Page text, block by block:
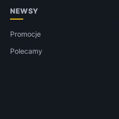
NEWSY
Promocje
Polecamy